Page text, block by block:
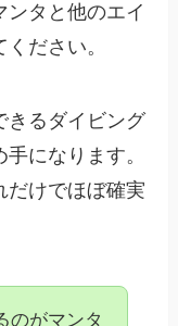
ンタと他のエイ
ださい。
きるダイビング
になります。
だけでほぼ確実
のがマンタ